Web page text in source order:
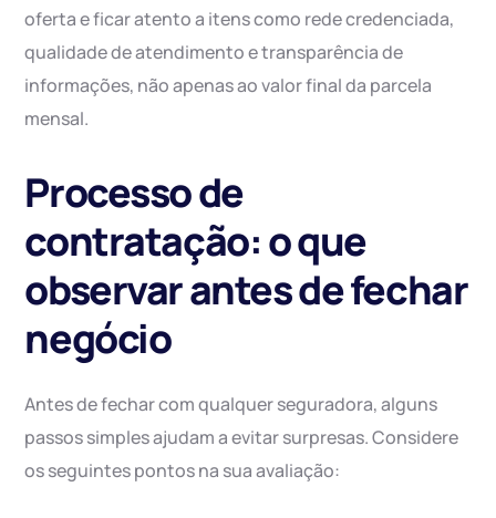
oferta e ficar atento a itens como rede credenciada,
qualidade de atendimento e transparência de
informações, não apenas ao valor final da parcela
mensal.
Processo de
contratação: o que
observar antes de fechar
negócio
Antes de fechar com qualquer seguradora, alguns
passos simples ajudam a evitar surpresas. Considere
os seguintes pontos na sua avaliação: